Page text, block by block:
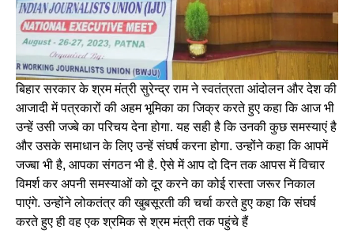
बिहार सरकार के श्रम मंत्री सुरेन्द्र राम ने स्वतंत्रता आंदोलन और देश की
आजादी में पत्रकारों की अहम भूमिका का जिक्र करते हुए कहा कि आज भी
उन्हें उसी जज्बे का परिचय देना होगा. यह सही है कि उनकी कुछ समस्याएं है
और उसके समाधान के लिए उन्हें संघर्ष करना होगा. उन्होंने कहा कि आपमें
जज्बा भी है, आपका संगठन भी है. ऐसे में आप दो दिन तक आपस में विचार
विमर्श कर अपनी समस्याओं को दूर करने का कोई रास्ता जरूर निकाल
पाएंगे. उन्होंने लोकतंत्र की खुबसूरती की चर्चा करते हुए कहा कि संघर्ष
करते हुए ही वह एक श्रमिक से श्रम मंत्री तक पहुंचे हैं